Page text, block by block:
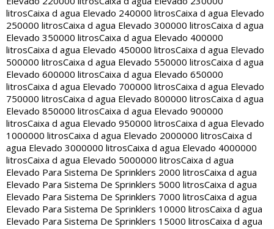
litrosCaixa d agua Elevado 240000 litrosCaixa d agua Elevado
250000 litrosCaixa d agua Elevado 300000 litrosCaixa d agua
Elevado 350000 litrosCaixa d agua Elevado 400000
litrosCaixa d agua Elevado 450000 litrosCaixa d agua Elevado
500000 litrosCaixa d agua Elevado 550000 litrosCaixa d agua
Elevado 600000 litrosCaixa d agua Elevado 650000
litrosCaixa d agua Elevado 700000 litrosCaixa d agua Elevado
750000 litrosCaixa d agua Elevado 800000 litrosCaixa d agua
Elevado 850000 litrosCaixa d agua Elevado 900000
litrosCaixa d agua Elevado 950000 litrosCaixa d agua Elevado
1000000 litrosCaixa d agua Elevado 2000000 litrosCaixa d
agua Elevado 3000000 litrosCaixa d agua Elevado 4000000
litrosCaixa d agua Elevado 5000000 litrosCaixa d agua
Elevado Para Sistema De Sprinklers 2000 litrosCaixa d agua
Elevado Para Sistema De Sprinklers 5000 litrosCaixa d agua
Elevado Para Sistema De Sprinklers 7000 litrosCaixa d agua
Elevado Para Sistema De Sprinklers 10000 litrosCaixa d agua
Elevado Para Sistema De Sprinklers 15000 litrosCaixa d agua